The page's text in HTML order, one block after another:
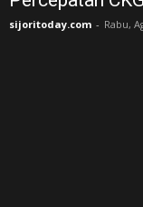
sijoritoday.com - Rabu,